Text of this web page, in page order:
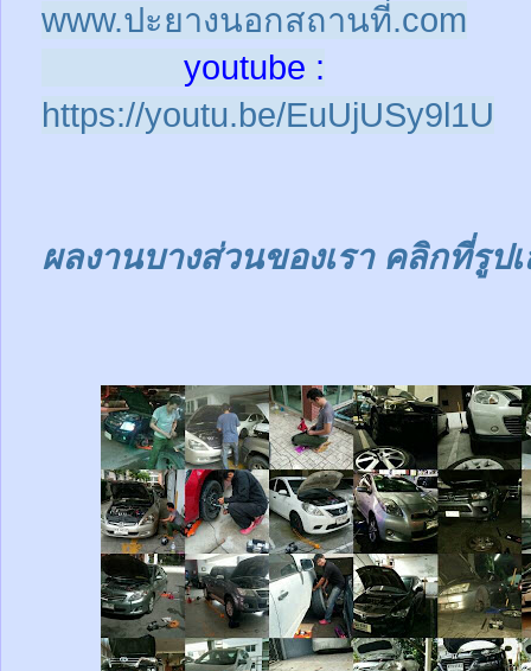
www.ปะยางนอกสถานที่.com
youtube :
https://youtu.be/EuUjUSy9l1U
ผลงานบางส่วนของเรา คลิกที่รูป